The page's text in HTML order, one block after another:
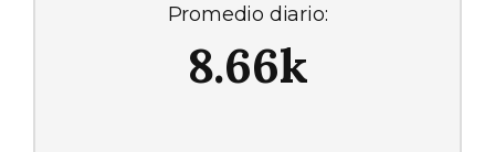
Promedio diario:
8.66k